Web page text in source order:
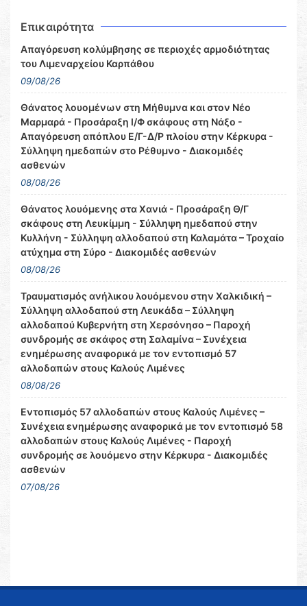
Επικαιρότητα
Απαγόρευση κολύμβησης σε περιοχές αρμοδιότητας
του Λιμεναρχείου Καρπάθου
09/08/26
Θάνατος λουομένων στη Μήθυμνα και στον Νέο
Μαρμαρά - Προσάραξη Ι/Φ σκάφους στη Νάξο -
Απαγόρευση απόπλου Ε/Γ-Δ/Ρ πλοίου στην Κέρκυρα -
Σύλληψη ημεδαπών στο Ρέθυμνο - Διακομιδές
ασθενών
08/08/26
Θάνατος λουόμενης στα Χανιά - Προσάραξη Θ/Γ
σκάφους στη Λευκίμμη - Σύλληψη ημεδαπού στην
Κυλλήνη - Σύλληψη αλλοδαπού στη Καλαμάτα – Τροχαίο
ατύχημα στη Σύρο - Διακομιδές ασθενών
08/08/26
Τραυματισμός ανήλικου λουόμενου στην Χαλκιδική –
Σύλληψη αλλοδαπού στη Λευκάδα – Σύλληψη
αλλοδαπού Κυβερνήτη στη Χερσόνησο – Παροχή
συνδρομής σε σκάφος στη Σαλαμίνα – Συνέχεια
ενημέρωσης αναφορικά με τον εντοπισμό 57
αλλοδαπών στους Καλούς Λιμένες
08/08/26
Εντοπισμός 57 αλλοδαπών στους Καλούς Λιμένες –
Συνέχεια ενημέρωσης αναφορικά με τον εντοπισμό 58
αλλοδαπών στους Καλούς Λιμένες - Παροχή
συνδρομής σε λουόμενο στην Κέρκυρα - Διακομιδές
ασθενών
07/08/26